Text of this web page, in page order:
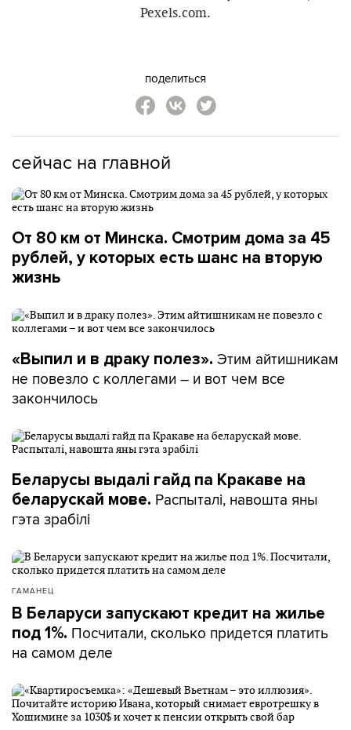
Pexels.com.
поделиться
сейчас на главной
От 80 км от Минска. Смотрим дома за 45
рублей, у которых есть шанс на вторую
жизнь
«Выпил и в драку полез». Этим айтишникам
не повезло с коллегами – и вот чем все
закончилось
Беларусы выдалі гайд па Кракаве на
беларускай мове. Распыталі, навошта яны
гэта зрабілі
ГАМАНЕЦ
В Беларуси запускают кредит на жилье
под 1%. Посчитали, сколько придется платить
на самом деле